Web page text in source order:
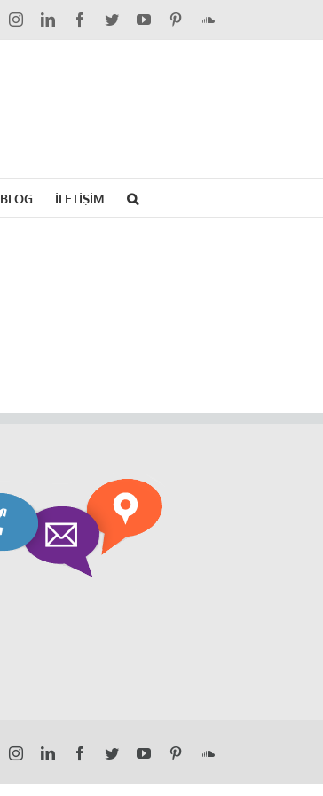
InstagramLinkedInFacebook
TwitterYouTubePinterestSoundCloud
BLOG İLETİŞİM
InstagramLinkedInFacebook
TwitterYouTubePinterestSoundCloud